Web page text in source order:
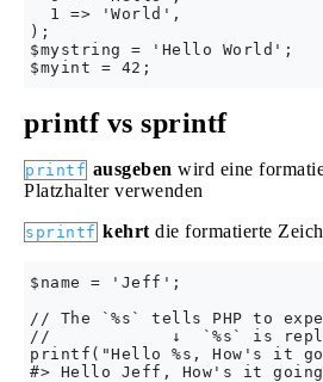
  1 => 'World',
);
$mystring = 'Hello World';
printf vs sprintf
printf ausgeben wird eine
Platzhalter verwenden
sprintf kehrt die formatierte
$name = 'Jeff';
// The `%s` tells PHP to
//            ↓  `%s` is
printf("Hello %s, How's it
#> Hello Jeff, How's it